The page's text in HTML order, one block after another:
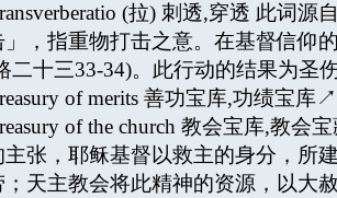
(拉) 刺透,穿透 此词源
」，指重物打击之意。在基督信仰
二十三33-34)。此行动的结果为圣
of merits 善功宝库,功绩宝库
of the church 教会宝库,教会
主张，耶稣基督以救主的身分，所
；天主教会将此精神的资源，以大